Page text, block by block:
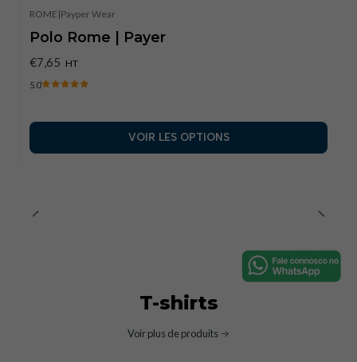
ROME |Payper Wear
Polo Rome | Payer
€7,65 HT
5.0
VOIR LES OPTIONS
T-shirts
Voir plus de produits